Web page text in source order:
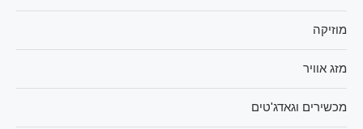
מוזיקה
מזג אוויר
מכשירים וגאדג'טים